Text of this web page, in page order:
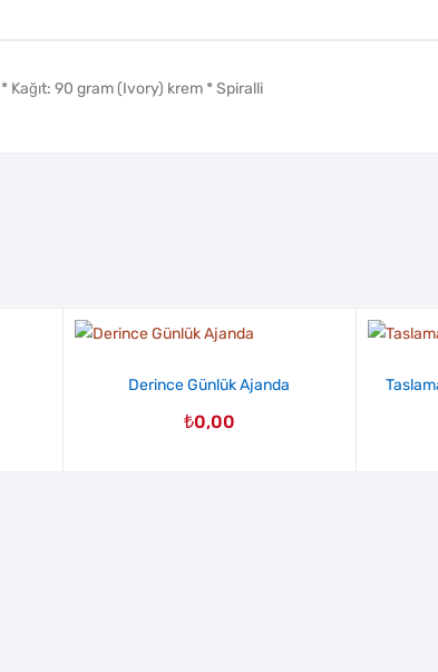
Kağıt: 90 gram (Ivory) krem * Spiralli
Derince Günlük Ajanda
₺0,00